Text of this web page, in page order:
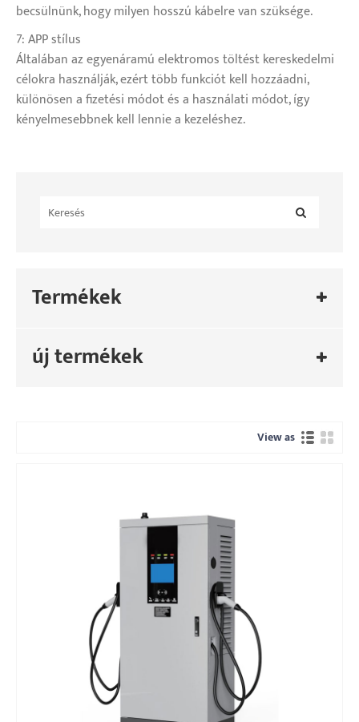
becsülnünk, hogy milyen hosszú kábelre van szüksége.
7: APP stílus
Általában az egyenáramú elektromos töltést kereskedelmi
célokra használják, ezért több funkciót kell hozzáadni,
különösen a fizetési módot és a használati módot, így
kényelmesebbnek kell lennie a kezeléshez.
Termékek
új termékek
View as